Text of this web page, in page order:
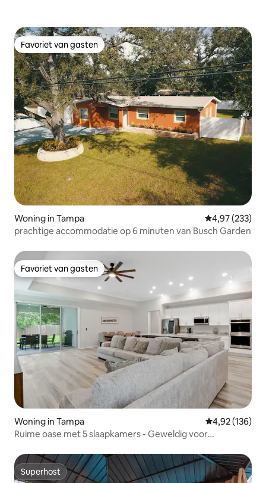
Favoriet van gasten
Favoriet van gasten
Woning in Tampa Gemiddelde
4,97 (233)
prachtige accommodatie op 6 minuten van Busch Garden
Favoriet van gasten
Favoriet van gasten
Woning in Tampa Gemiddelde
4,92 (136)
Ruime oase met 5 slaapkamers - Geweldig voor
Superhost
Superhost